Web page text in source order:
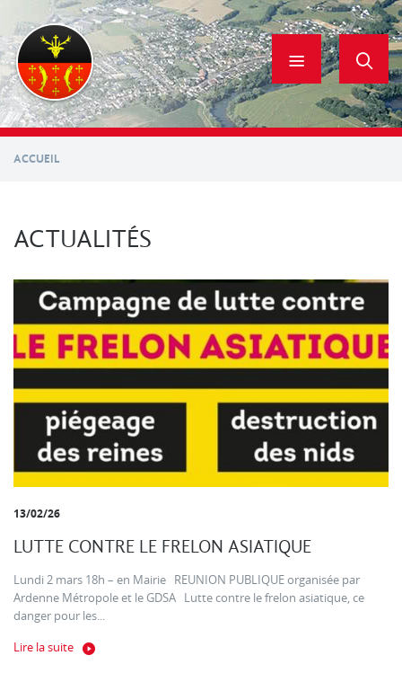
contenu
principal
ACCUEIL
ACTUALITÉS
13/02/26
LUTTE CONTRE LE FRELON ASIATIQUE
Lundi 2 mars 18h – en Mairie REUNION PUBLIQUE organisée par
Ardenne Métropole et le GDSA Lutte contre le frelon asiatique, ce
danger pour les...
Lire la suite